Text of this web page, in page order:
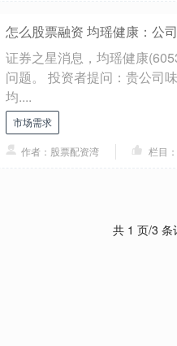
怎么股票融资 均瑶健康：公
证券之星消息，均瑶健康
问题。 投资者提问：贵公司
均....
市场需求
作者：股票配资湾 栏目
共 1 页/3 条